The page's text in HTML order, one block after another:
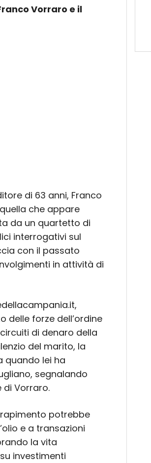
Vorraro e il
di 63 anni, Franco
che appare
da un quartetto di
interrogativi sul
con il passato
in attività di
delle forze dell’ordine
di denaro della
del marito, la
quando lei ha
segnalando
Vorraro.
potrebbe
e a transazioni
la vita
investimenti